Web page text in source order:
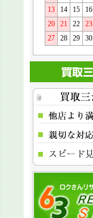
13
14 15 16
20
21 22 23
27
28 29 30